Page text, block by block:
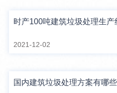
时产100吨建筑垃圾处理生
2021-12-02
国内建筑垃圾处理方案有哪